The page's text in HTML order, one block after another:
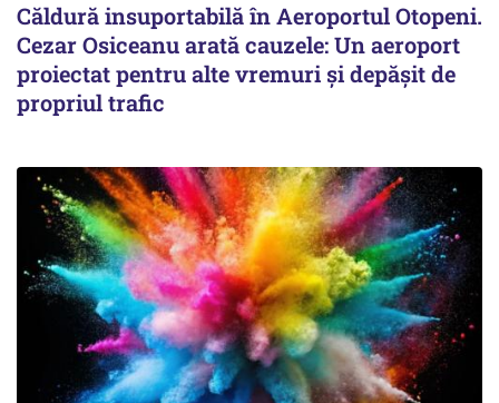
Căldură insuportabilă în Aeroportul Otopeni.
Cezar Osiceanu arată cauzele: Un aeroport
proiectat pentru alte vremuri și depășit de
propriul trafic